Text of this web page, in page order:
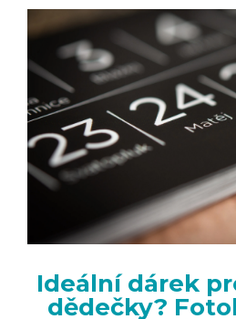
Ideální dárek
dědečky?